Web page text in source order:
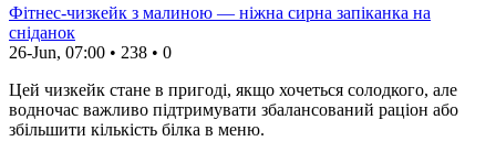
Фітнес-чизкейк з малиною — ніжна сирна запіканка на
сніданок
26-Jun, 07:00 • 238 • 0
Цей чизкейк стане в пригоді, якщо хочеться солодкого, але
водночас важливо підтримувати збалансований раціон або
збільшити кількість білка в меню.